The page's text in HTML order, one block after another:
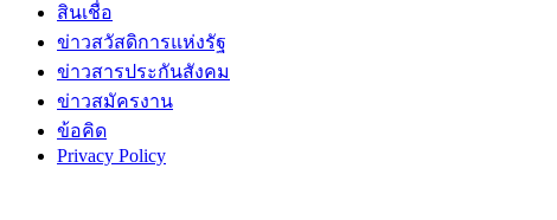
สินเชื่อ
ข่าวสวัสดิการแห่งรัฐ
ข่าวสารประกันสังคม
ข่าวสมัครงาน
ข้อคิด
Privacy Policy